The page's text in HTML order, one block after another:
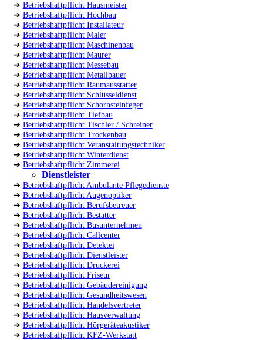
➔ Betriebshaftpflicht Hausmeister
➔ Betriebshaftpflicht Hochbau
➔ Betriebshaftpflicht Installateur
➔ Betriebshaftpflicht Maler
➔ Betriebshaftpflicht Maschinenbau
➔ Betriebshaftpflicht Maurer
➔ Betriebshaftpflicht Messebau
➔ Betriebshaftpflicht Metallbauer
➔ Betriebshaftpflicht Raumausstatter
➔ Betriebshaftpflicht Schlüsseldienst
➔ Betriebshaftpflicht Schornsteinfeger
➔ Betriebshaftpflicht Tiefbau
➔ Betriebshaftpflicht Tischler / Schreiner
➔ Betriebshaftpflicht Trockenbau
➔ Betriebshaftpflicht Veranstaltungstechniker
➔ Betriebshaftpflicht Winterdienst
➔ Betriebshaftpflicht Zimmerei
Dienstleister
➔ Betriebshaftpflicht Ambulante Pflegedienste
➔ Betriebshaftpflicht Augenoptiker
➔ Betriebshaftpflicht Berufsbetreuer
➔ Betriebshaftpflicht Bestatter
➔ Betriebshaftpflicht Busunternehmen
➔ Betriebshaftpflicht Callcenter
➔ Betriebshaftpflicht Detektei
➔ Betriebshaftpflicht Dienstleister
➔ Betriebshaftpflicht Druckerei
➔ Betriebshaftpflicht Friseur
➔ Betriebshaftpflicht Gebäudereinigung
➔ Betriebshaftpflicht Gesundheitswesen
➔ Betriebshaftpflicht Handelsvertreter
➔ Betriebshaftpflicht Hausverwaltung
➔ Betriebshaftpflicht Hörgeräteakustiker
➔ Betriebshaftpflicht KFZ-Werkstatt